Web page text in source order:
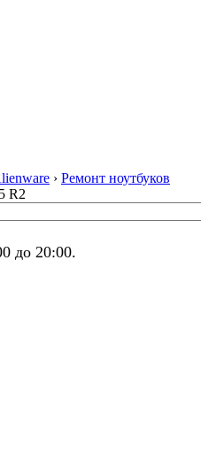
› Ремонт ноутбуков
R2
до 20:00.